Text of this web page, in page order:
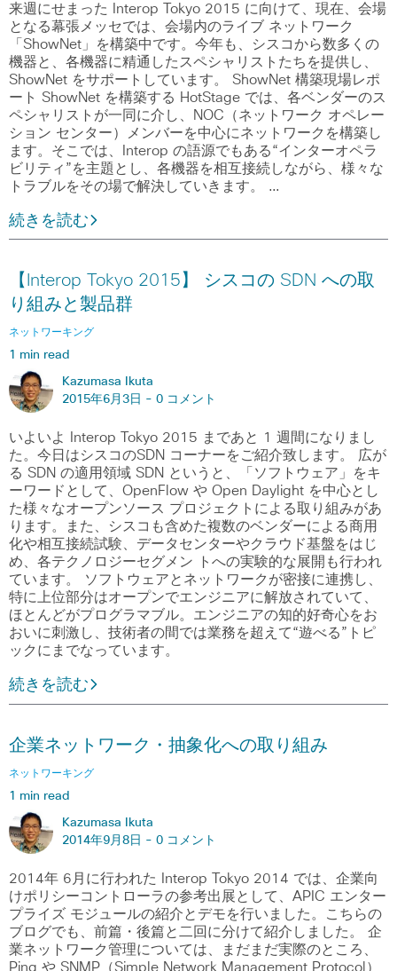
来週にせまった Interop Tokyo 2015 に向けて、現在、会場
となる幕張メッセでは、会場内のライブ ネットワーク
「ShowNet」を構築中です。今年も、シスコから数多くの
機器と、各機器に精通したスペシャリストたちを提供し、
ShowNet をサポートしています。 ShowNet 構築現場レポ
ート ShowNet を構築する HotStage では、各ベンダーのス
ペシャリストが一同に介し、NOC（ネットワーク オペレー
ション センター）メンバーを中心にネットワークを構築し
ます。そこでは、Interop の語源でもある“インターオペラ
ビリティ”を主題とし、各機器を相互接続しながら、様々な
トラブルをその場で解決していきます。 …
続きを読む
【Interop Tokyo 2015】 シスコの SDN への取
り組みと製品群
ネットワーキング
1 min read
Kazumasa Ikuta
2015年6月3日 - 0 コメント
いよいよ Interop Tokyo 2015 まであと 1 週間になりまし
た。今日はシスコのSDN コーナーをご紹介致します。 広が
る SDN の適用領域 SDN というと、「ソフトウェア」をキ
ーワードとして、OpenFlow や Open Daylight を中心とし
た様々なオープンソース プロジェクトによる取り組みがあ
ります。また、シスコも含めた複数のベンダーによる商用
化や相互接続試験、データセンターやクラウド基盤をはじ
め、各テクノロジーセグメン トへの実験的な展開も行われ
ています。 ソフトウェアとネットワークが密接に連携し、
特に上位部分はオープンでエンジニアに解放されていて、
ほとんどがプログラマブル。エンジニアの知的好奇心をお
おいに刺激し、技術者の間では業務を超えて“遊べる”トピ
ックにまでなっています。
続きを読む
企業ネットワーク・抽象化への取り組み
ネットワーキング
1 min read
Kazumasa Ikuta
2014年9月8日 - 0 コメント
2014年 6月に行われた Interop Tokyo 2014 では、企業向
けポリシーコントローラの参考出展として、APIC エンター
プライズ モジュールの紹介とデモを行いました。こちらの
ブログでも、前篇・後篇と二回に分けて紹介しました。 企
業ネットワーク管理については、まだまだ実際のところ、
Ping や SNMP（Simple Network Management Protocol）